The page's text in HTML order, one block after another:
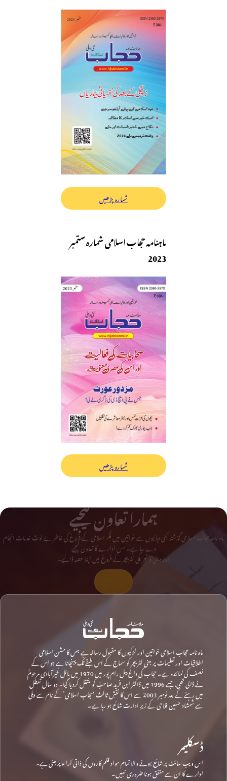
شمارہ پڑھیں
ماہنامہ حجاب اسلامی شمارہ ستمبر
2023
شمارہ پڑھیں
ہمارا تعاون کیجیے
ماہ نامہ حجاب اسلامی گذشتہ کئی دہائیوں سے خواتین میں فکر اسلامی کے فروغ کی خاطر بے لوث خدمات انجام
دے رہا ہے۔ اس ادارے کا تعاون کیجیے
اور دینی و تحریکی لٹریچر کے فروغ میں اپنا حصہ ڈالیے۔
ماہ نامہ حجاب اسلامی خواتین اور لڑکیوں کا مقبول رسالہ ہے جس کا مشن اسلامی
اخلاقیات اور تعلیمات پر مبنی لٹریچر کو سماج کے اس طبقے تک پہنچانا ہے جو اس کے
نصف کی نمائندہ ہے۔ حجاب کی داغ بیل رام پور میں 1970 میں مائل خیرآبادی مرحومؒ
نے ڈالی تھی، جسے 1996 میں ڈاکٹر ابن فرید صاحبؒ کو منتقل کردیا گیا۔ دو سال تعطل
میں رہنے کے بعد نومبر 2003 سے اس کا نقشِ ثالث ‘حجاب اسلامی’ کے نام سے دہلی
سے شمشاد حسین فلاحی کے زیرِ ادارت شائع ہو رہا ہے۔
ڈسکلیمر
اس ویب سائٹ پر شائع ہونے والا تمام مواد قلم کاروں کی ذاتی آراء پر مبنی ہے۔
ادارے کا ان سے متفق ہونا ضروری نہیں۔